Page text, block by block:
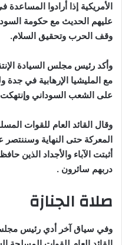
الأمريكية إذا أرادوا
عليهم الحديث مع حكومة
وقف الحرب وتحقيق السلام.
وأكد رئيس مجلس السيادة
مع المليشيا الإرهابية في جدة
على الشعب السوداني
وقال القائد العام للقوات
المعركة حتى النهاية
أثبتت الآباء والأجداد الذين
دربهم سائرون .
صلاة الجنازة
وفي سياق آخر أدي رئيس مجلس